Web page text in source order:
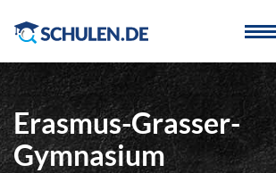
Erasmus-Grasser-
Gymnasium